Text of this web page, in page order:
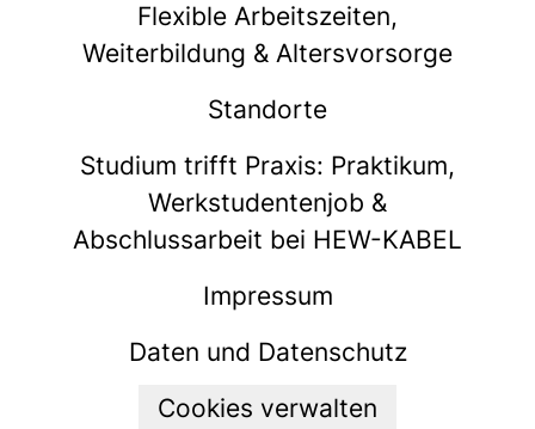
Flexible Arbeitszeiten,
Weiterbildung & Altersvorsorge
Standorte
Studium trifft Praxis: Praktikum,
Werkstudentenjob &
Abschlussarbeit bei HEW-KABEL
Impressum
Daten und Datenschutz
Cookies verwalten